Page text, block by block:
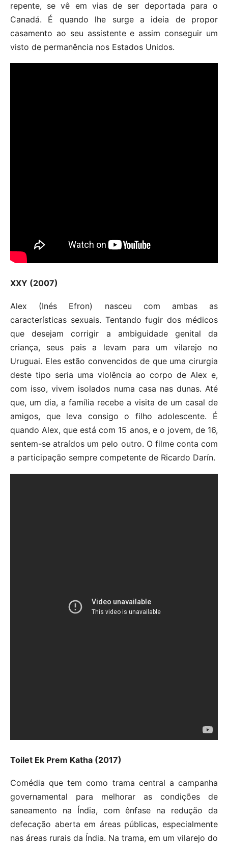
repente, se vê em vias de ser deportada para o
Canadá. É quando lhe surge a ideia de propor
casamento ao seu assistente e assim conseguir um
visto de permanência nos Estados Unidos.
XXY (2007)
Alex (Inés Efron) nasceu com ambas as
características sexuais. Tentando fugir dos médicos
que desejam corrigir a ambiguidade genital da
criança, seus pais a levam para um vilarejo no
Uruguai. Eles estão convencidos de que uma cirurgia
deste tipo seria uma violência ao corpo de Alex e,
com isso, vivem isolados numa casa nas dunas. Até
que, um dia, a família recebe a visita de um casal de
amigos, que leva consigo o filho adolescente. É
quando Alex, que está com 15 anos, e o jovem, de 16,
sentem-se atraídos um pelo outro. O filme conta com
a participação sempre competente de Ricardo Darín.
Toilet Ek Prem Katha (2017)
Comédia que tem como trama central a campanha
governamental para melhorar as condições de
saneamento na Índia, com ênfase na redução da
defecação aberta em áreas públicas, especialmente
nas áreas rurais da Índia. Na trama, em um vilarejo do